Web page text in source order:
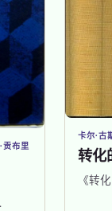
贡布里
转化
卡尔·古
《转